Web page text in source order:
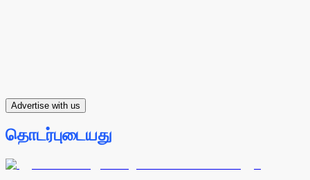
Advertise with us
தொடர்புடையது